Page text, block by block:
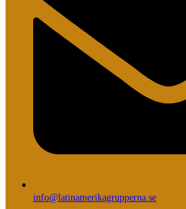
info@latinamerikagrupperna.se